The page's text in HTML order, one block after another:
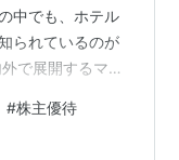
中でも、ホテル
られているのが
で展開するマイ
する人にとって
のため、1口
#株主優待